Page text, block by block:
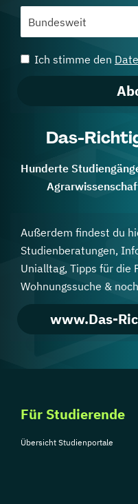
Ich stimme den
Das-
Hunderte
Außerdem findest du
Studienberatungen,
Unialltag, Tipps für die
Wohnungssuche &
www.Das-
Für Studierende
Übersicht Studienportale